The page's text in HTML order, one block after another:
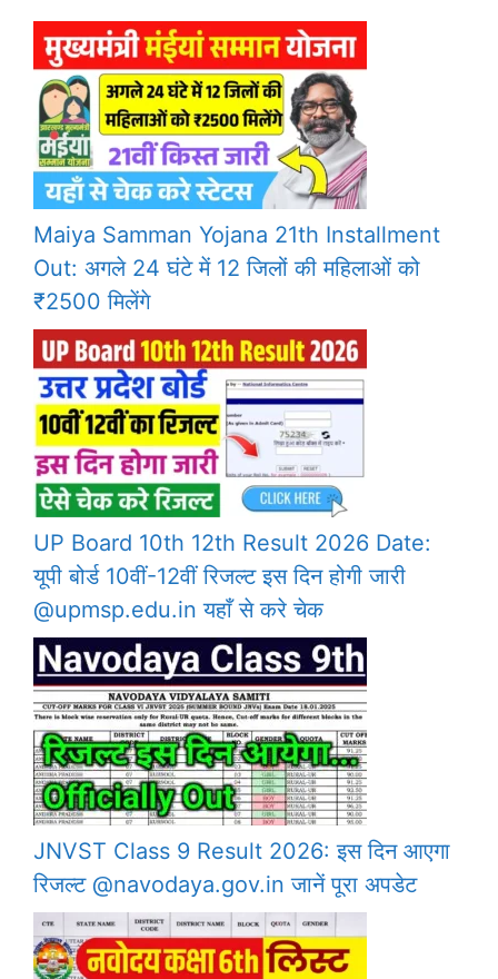
Maiya Samman Yojana 21th Installment
Out: अगले 24 घंटे में 12 जिलों की महिलाओं को
₹2500 मिलेंगे
UP Board 10th 12th Result 2026 Date:
यूपी बोर्ड 10वीं-12वीं रिजल्ट इस दिन होगी जारी
@upmsp.edu.in यहाँ से करे चेक
JNVST Class 9 Result 2026: इस दिन आएगा
रिजल्ट @navodaya.gov.in जानें पूरा अपडेट